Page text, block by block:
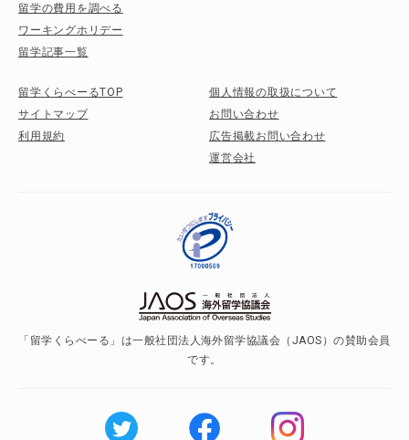
留学の費用を調べる
ワーキングホリデー
留学記事一覧
留学くらべーるTOP
サイトマップ
利用規約
個人情報の取扱について
お問い合わせ
広告掲載お問い合わせ
運営会社
「留学くらべーる」は一般社団法人海外留学協議会（JAOS）の賛助会員
です。